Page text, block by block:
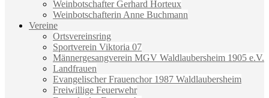
Weinbotschafter Gerhard Horteux
Weinbotschafterin Anne Buchmann
Vereine
Ortsvereinsring
Sportverein Viktoria 07
Männergesangverein MGV Waldlaubersheim 1905 e.V.
Landfrauen
Evangelischer Frauenchor 1987 Waldlaubersheim
Freiwillige Feuerwehr